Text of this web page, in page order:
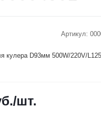
Артикул:
кулера D93мм 500W/220V/
/шт.